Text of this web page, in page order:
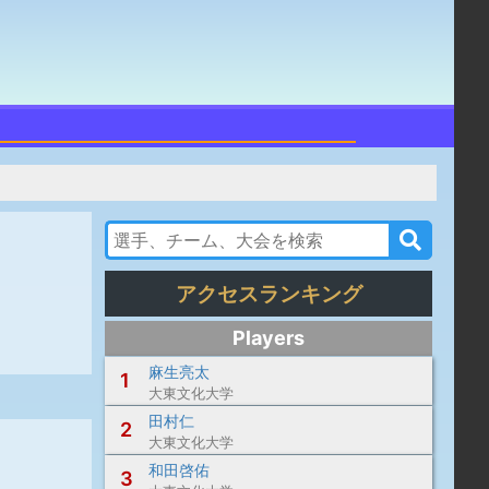
アクセスランキング
Players
1
麻生亮太
大東文化大学
2 田村仁
大東文化大学
3 和田啓佑